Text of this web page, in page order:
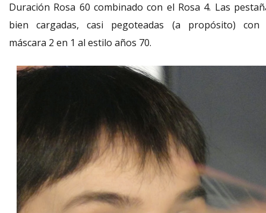
Duración Rosa 60 combinado con el Rosa 4. Las
bien cargadas, casi pegoteadas (a propósito) con
máscara 2 en 1 al estilo años 70.